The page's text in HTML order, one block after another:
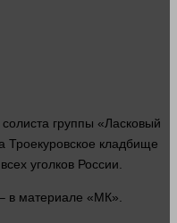
солиста группы «Ласковый
Троекуровское кладбище
уголков России.
в материале «МК».